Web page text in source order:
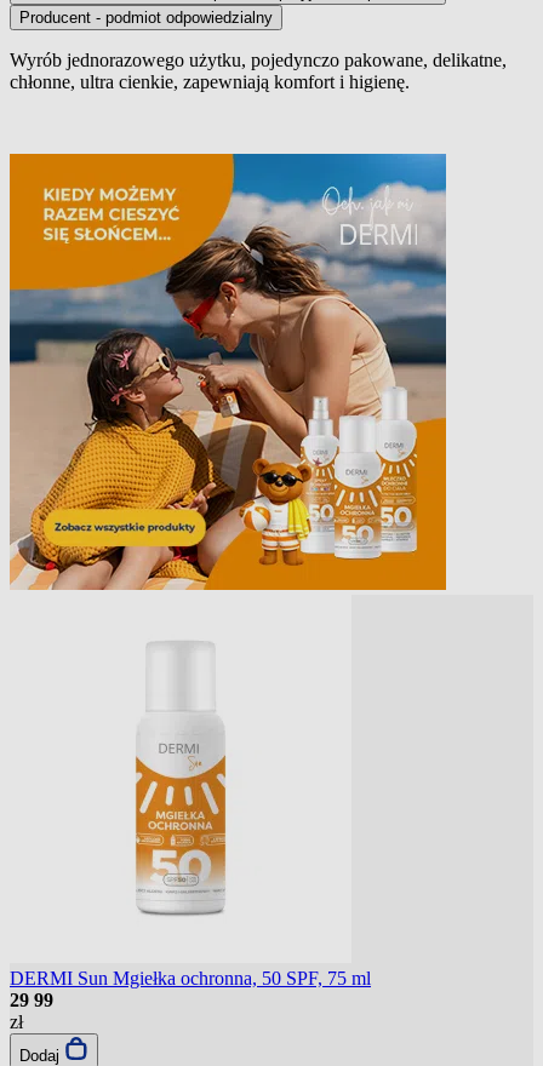
Producent - podmiot odpowiedzialny
Opis produktu
Wyrób jednorazowego użytku, pojedynczo pakowane, delikatne,
chłonne, ultra cienkie, zapewniają komfort i higienę.
DERMI Sun Mgiełka ochronna, 50 SPF, 75 ml
29 99
zł
Dodaj